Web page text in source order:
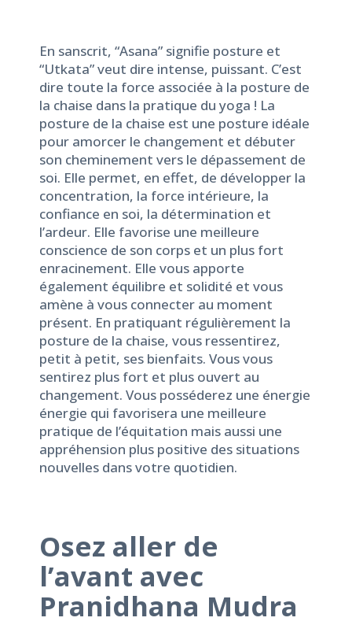
En sanscrit, “Asana” signifie posture et
“Utkata” veut dire intense, puissant. C’est
dire toute la force associée à la posture de
la chaise dans la pratique du yoga ! La
posture de la chaise est une posture idéale
pour amorcer le changement et débuter
son cheminement vers le dépassement de
soi. Elle permet, en effet, de développer la
concentration, la force intérieure, la
confiance en soi, la détermination et
l’ardeur. Elle favorise une meilleure
conscience de son corps et un plus fort
enracinement. Elle vous apporte
également équilibre et solidité et vous
amène à vous connecter au moment
présent. En pratiquant régulièrement la
posture de la chaise, vous ressentirez,
petit à petit, ses bienfaits. Vous vous
sentirez plus fort et plus ouvert au
changement. Vous posséderez une énergie
énergie qui favorisera une meilleure
pratique de l’équitation mais aussi une
appréhension plus positive des situations
nouvelles dans votre quotidien.
Osez aller de
l’avant avec
Pranidhana Mudra